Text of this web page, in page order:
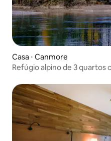
Casa ⋅ Canmore
Refúgio alpino de 3 quartos